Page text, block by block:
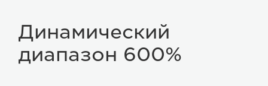
Динамический
диапазон 600%